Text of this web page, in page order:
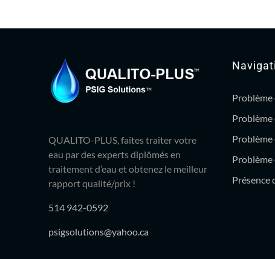
QUALITO-PLUS, faites traiter votre
eau par des experts diplômés en
traitement d’eau et obtenez le meilleur
rapport qualité/prix !
514 942-0592
psigsolutions@yahoo.ca
Problème
Problème
Problème
Problème
Présence